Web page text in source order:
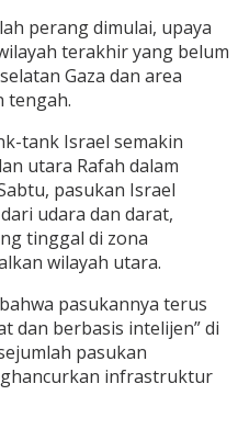
perang dimulai, upaya
terakhir yang belum
Gaza dan area
tengah.
tank Israel semakin
utara Rafah dalam
pasukan Israel
udara dan darat,
tinggal di zona
wilayah utara.
pasukannya terus
dan berbasis intelijen” di
pasukan
infrastruktur